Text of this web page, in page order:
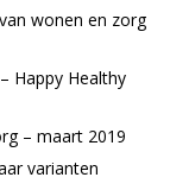
wonen en zorg
Happy Healthy
– maart 2019
varianten